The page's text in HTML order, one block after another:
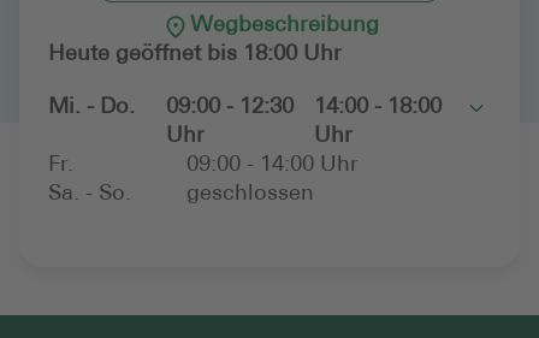
Wegbeschreibung
Heute geöffnet bis 18:00 Uhr
Mi. - Do.
09:00 - 12:30
Uhr
14:00 - 18:00
Uhr
Fr.
09:00 - 14:00 Uhr
Sa. - So.
geschlossen
Toggle